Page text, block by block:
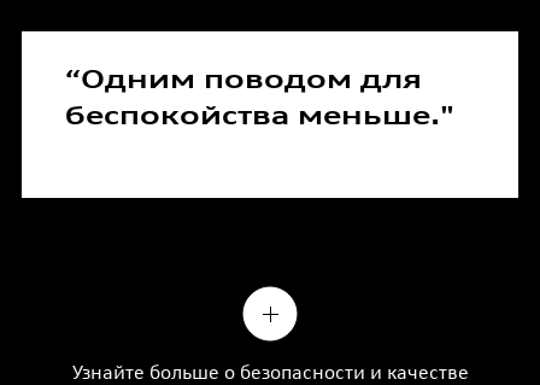
“Одним поводом для
беспокойства меньше."
Узнайте больше о безопасности и качестве